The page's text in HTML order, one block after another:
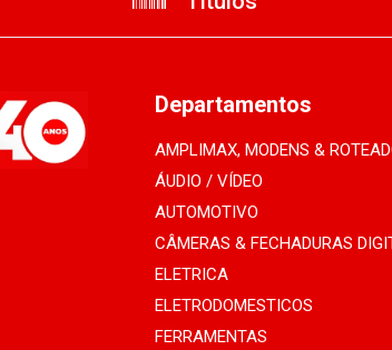
Departamentos
AMPLIMAX, MODENS &
ÁUDIO / VÍDEO
AUTOMOTIVO
CÂMERAS & FECHADURAS
ELETRICA
ELETRODOMESTICOS
FERRAMENTAS